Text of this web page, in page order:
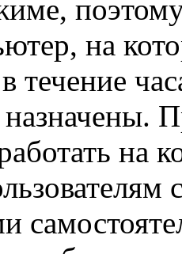
на
течение
на